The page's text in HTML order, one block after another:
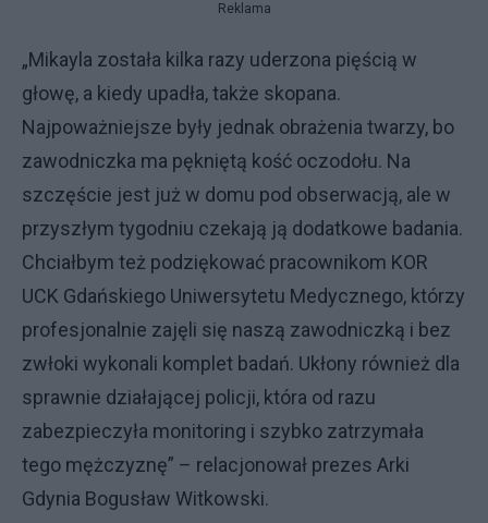
Reklama
„Mikayla została kilka razy uderzona pięścią w
głowę, a kiedy upadła, także skopana.
Najpoważniejsze były jednak obrażenia twarzy, bo
zawodniczka ma pękniętą kość oczodołu. Na
szczęście jest już w domu pod obserwacją, ale w
przyszłym tygodniu czekają ją dodatkowe badania.
Chciałbym też podziękować pracownikom KOR
UCK Gdańskiego Uniwersytetu Medycznego, którzy
profesjonalnie zajęli się naszą zawodniczką i bez
zwłoki wykonali komplet badań. Ukłony również dla
sprawnie działającej policji, która od razu
zabezpieczyła monitoring i szybko zatrzymała
tego mężczyznę” – relacjonował prezes Arki
Gdynia Bogusław Witkowski.